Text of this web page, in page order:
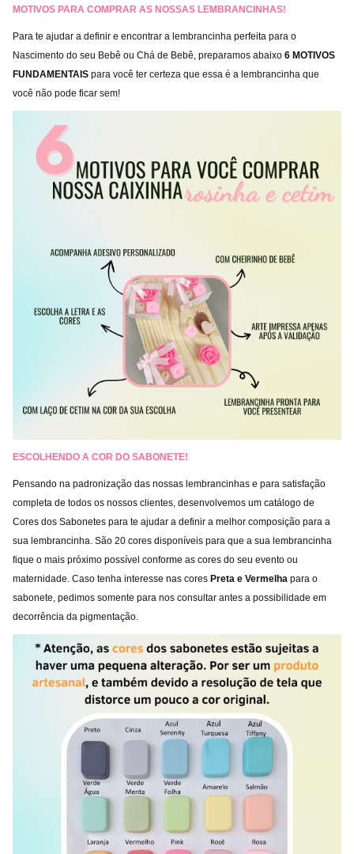
MOTIVOS PARA COMPRAR AS NOSSAS LEMBRANCINHAS!
Para te ajudar a definir e encontrar a lembrancinha perfeita para o
Nascimento do seu Bebê ou Chá de Bebê, preparamos abaixo 6 MOTIVOS
FUNDAMENTAIS para você ter certeza que essa é a lembrancinha que
você não pode ficar sem!
ESCOLHENDO A COR DO SABONETE!
Pensando na padronização das nossas lembrancinhas e para satisfação
completa de todos os nossos clientes, desenvolvemos um catálogo de
Cores dos Sabonetes para te ajudar a definir a melhor composição para a
sua lembrancinha. São 20 cores disponíveis para que a sua lembrancinha
fique o mais próximo possível conforme as cores do seu evento ou
maternidade. Caso tenha interesse nas cores Preta e Vermelha para o
sabonete, pedimos somente para nos consultar antes a possibilidade em
decorrência da pigmentação.